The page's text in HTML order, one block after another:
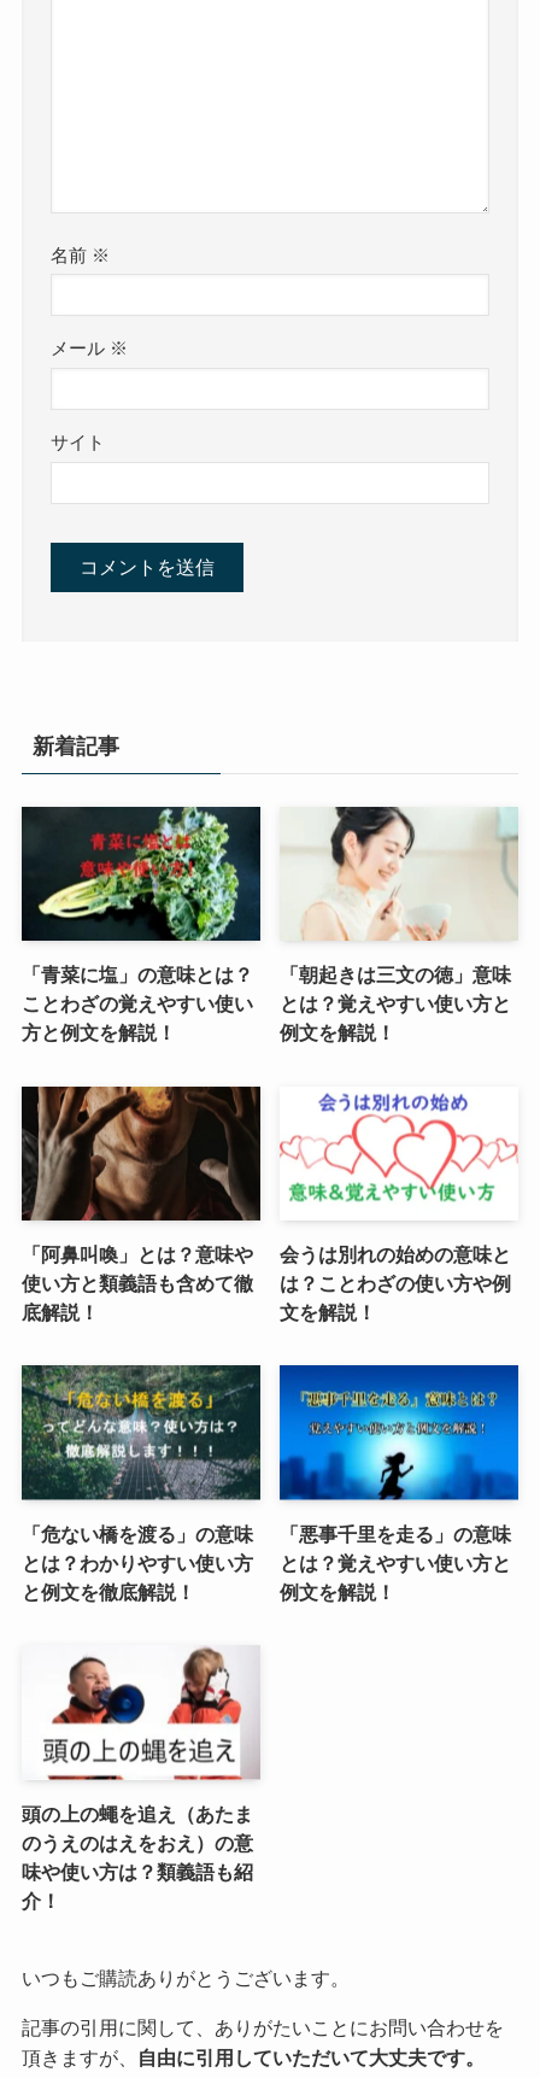
名前 ※
メール ※
サイト
新着記事
「青菜に塩」の意味とは？
ことわざの覚えやすい使い
方と例文を解説！
「朝起きは三文の徳」意味
とは？覚えやすい使い方と
例文を解説！
「阿鼻叫喚」とは？意味や
使い方と類義語も含めて徹
底解説！
会うは別れの始めの意味と
は？ことわざの使い方や例
文を解説！
「危ない橋を渡る」の意味
とは？わかりやすい使い方
と例文を徹底解説！
「悪事千里を走る」の意味
とは？覚えやすい使い方と
例文を解説！
頭の上の蠅を追え（あたま
のうえのはえをおえ）の意
味や使い方は？類義語も紹
介！
いつもご購読ありがとうございます。
記事の引用に関して、ありがたいことにお問い合わせを
頂きますが、
自由に引用していただいて大丈夫です。